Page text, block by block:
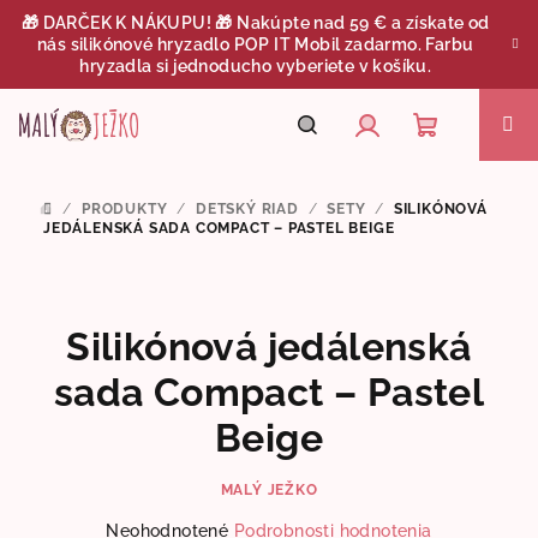
Prejsť
🎁 DARČEK K NÁKUPU! 🎁 Nakúpte nad 59 € a získate od
nás silikónové hryzadlo POP IT Mobil zadarmo. Farbu
hryzadla si jednoducho vyberiete v košíku.
Nákupný
DOMOV
/ PRODUKTY / DETSKÝ RIAD / SETY /
SILIKÓNOVÁ
JEDÁLENSKÁ SADA COMPACT – PASTEL BEIGE
Silikónová jedálenská
sada Compact – Pastel
Beige
MALÝ JEŽKO
Priemerné
Neohodnotené Podrobnosti hodnotenia